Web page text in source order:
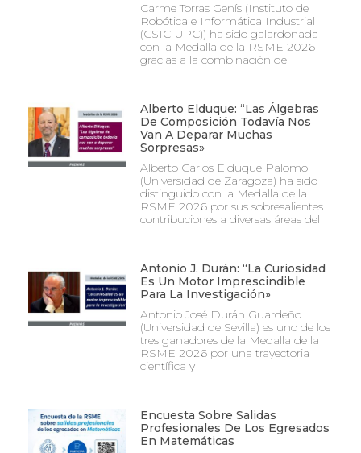
Carme Torras Genís (Instituto de
Robótica e Informática Industrial
(CSIC-UPC)) ha sido galardonada
con la Medalla de la RSME 2026
gracias a la combinación de
Alberto Elduque: “Las Álgebras
De Composición Todavía Nos
Van A Deparar Muchas
Sorpresas»
Alberto Carlos Elduque Palomo
(Universidad de Zaragoza) ha sido
distinguido con la Medalla de la
RSME 2026 por sus sobresalientes
contribuciones a diversas áreas del
Antonio J. Durán: “La Curiosidad
Es Un Motor Imprescindible
Para La Investigación»
Antonio José Durán Guardeño
(Universidad de Sevilla) es uno de los
tres ganadores de la Medalla de la
RSME 2026 por una trayectoria
científica y
Encuesta Sobre Salidas
Profesionales De Los Egresados
En Matemáticas